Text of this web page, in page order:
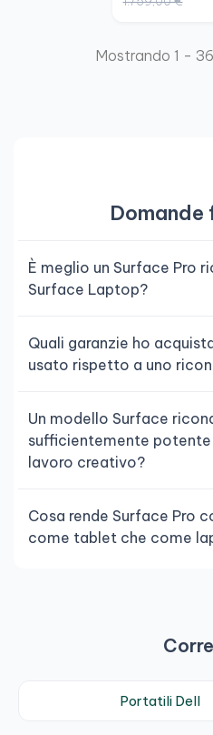
Mostrando 1 -
Domande
È meglio un Surface Pro
Surface Laptop?
Quali garanzie ho
usato rispetto a uno
Un modello Surface
sufficientemente potente
lavoro creativo?
Cosa rende Surface Pro
come tablet che come
Portatili Dell